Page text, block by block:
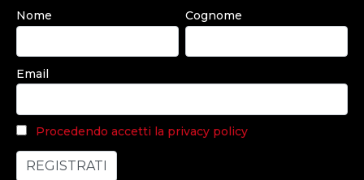
Nome Cognome
Email
Procedendo accetti la privacy policy